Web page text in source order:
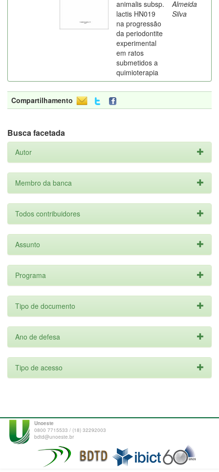
animalis subsp.
lactis HN019
na progressão
da periodontite
experimental
em ratos
submetidos a
quimioterapia
Almeida
Silva
Compartilhamento
Busca facetada
Autor
Membro da banca
Todos contribuidores
Assunto
Programa
Tipo de documento
Ano de defesa
Tipo de acesso
Unoeste
0800 7715533 / (18) 32292003
bdtd@unoeste.br